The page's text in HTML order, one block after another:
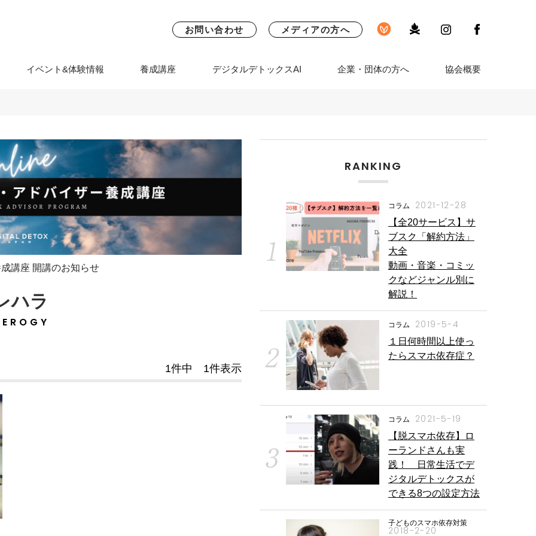
お問い合わせ メディアの方へ
イベント&体験情報 養成講座 デジタルデトックスAI 企業・団体の方へ 協会概要
講座 開講のお知らせ
ハラ
1件中 1件表示
RANKING
コラム 2021-12-28
【全20サービス】サ
ブスク「解約方法」
大全
動画・音楽・コミッ
クなどジャンル別に
解説！
コラム 2019-5-4
１日何時間以上使っ
たらスマホ依存症？
コラム 2021-5-19
【脱スマホ依存】ロ
ーランドさんも実
践！ 日常生活でデ
ジタルデトックスが
できる8つの設定方法
子どものスマホ依存対策
2018-2-20